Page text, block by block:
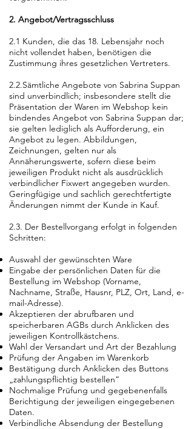
2. Angebot/Vertragsschluss
2.1 Kunden, die das 18. Lebensjahr noch
nicht vollendet haben, benötigen die
Zustimmung ihres gesetzlichen Vertreters.
2.2.Sämtliche Angebote von Sabrina Suppan
sind unverbindlich; insbesondere stellt die
Präsentation der Waren im Webshop kein
bindendes Angebot von Sabrina Suppan dar;
sie gelten lediglich als Aufforderung, ein
Angebot zu legen. Abbildungen,
Zeichnungen, gelten nur als
Annäherungswerte, sofern diese beim
jeweiligen Produkt nicht als ausdrücklich
verbindlicher Fixwert angegeben wurden.
Geringfügige und sachlich gerechtfertigte
Änderungen nimmt der Kunde in Kauf.
2.3. Der Bestellvorgang erfolgt in folgenden
Schritten:
Auswahl der gewünschten Ware
Eingabe der persönlichen Daten für die
Bestellung im Webshop (Vorname,
Nachname, Straße, Hausnr, PLZ, Ort, Land, e-
mail-Adresse).
Akzeptieren der abrufbaren und
speicherbaren AGBs durch Anklicken des
jeweiligen Kontrollkästchens.
Wahl der Versandart und Art der Bezahlung
Prüfung der Angaben im Warenkorb
Bestätigung durch Anklicken des Buttons
„zahlungspflichtig bestellen“
Nochmalige Prüfung und gegebenenfalls
Berichtigung der jeweiligen eingegebenen
Daten.
Verbindliche Absendung der Bestellung